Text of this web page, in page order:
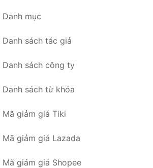
Danh mục
Danh sách tác giả
Danh sách công ty
Danh sách từ khóa
Mã giảm giá Tiki
Mã giảm giá Lazada
Mã giảm giá Shopee